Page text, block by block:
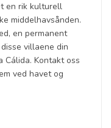
en rik kulturell
middelhavsånden.
en permanent
villaene din
Kontakt oss
ved havet og